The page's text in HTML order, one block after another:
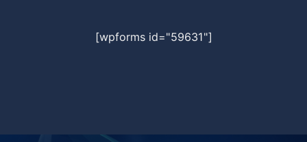
[wpforms id="59631"]